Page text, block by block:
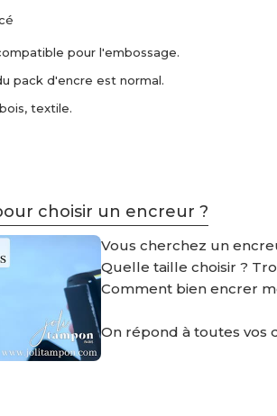
pour l'embossage.
pack d'encre est normal.
textile.
choisir un encreur ?
Vous cherchez un
Quelle taille choisir ?
Comment bien encrer
On répond à toutes vos